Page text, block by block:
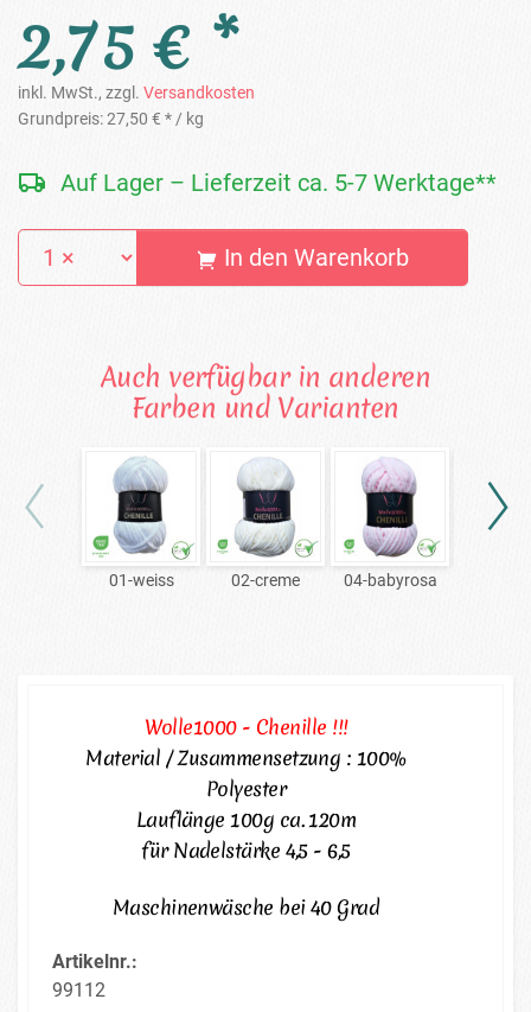
2,75 € *
inkl. MwSt., zzgl. Versandkosten
Grundpreis:27,50 € * / kg
Auf Lager – Lieferzeit ca. 5-7 Werktage**
In den Warenkorb
Auch verfügbar in anderen
Farben und Varianten
01-weiss 02-creme 04-babyrosa
Wolle1000 - Chenille !!!
Material / Zusammensetzung : 100%
Polyester
Lauflänge 100g ca. 120m
für Nadelstärke 4,5 - 6,5
Maschinenwäsche bei 40 Grad
Artikelnr.:
99112